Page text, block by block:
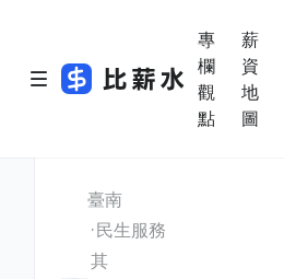
專
欄
觀
點
薪
資
地
圖
臺南
民生服務
其